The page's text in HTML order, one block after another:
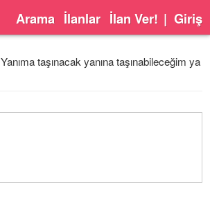
Arama İlanlar İlan Ver! | Giriş
Yanıma taşınacak yanına taşınabileceğim ya